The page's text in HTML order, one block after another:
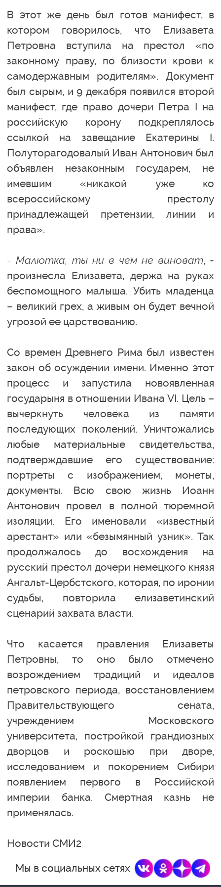
В этот же день был готов манифест, в
котором говорилось, что Елизавета
Петровна вступила на престол «по
законному праву, по близости крови к
самодержавным родителям». Документ
был сырым, и 9 декабря появился второй
манифест, где право дочери Петра I на
российскую корону подкреплялось
ссылкой на завещание Екатерины I.
Полуторагодовалый Иван Антонович был
объявлен незаконным государем, не
имевшим «никакой уже ко
всероссийскому престолу
принадлежащей претензии, линии и
права».
- Малютка, ты ни в чем не виноват, -
произнесла Елизавета, держа на руках
беспомощного малыша. Убить младенца
– великий грех, а живым он будет вечной
угрозой ее царствованию.
Со времен Древнего Рима был известен
закон об осуждении имени. Именно этот
процесс и запустила новоявленная
государыня в отношении Ивана VI. Цель –
вычеркнуть человека из памяти
последующих поколений. Уничтожались
любые материальные свидетельства,
подтверждавшие его существование:
портреты с изображением, монеты,
документы. Всю свою жизнь Иоанн
Антонович провел в полной тюремной
изоляции. Его именовали «известный
арестант» или «безымянный узник». Так
продолжалось до восхождения на
русский престол дочери немецкого князя
Ангальт-Цербстского, которая, по иронии
судьбы, повторила елизаветинский
сценарий захвата власти.
Что касается правления Елизаветы
Петровны, то оно было отмечено
возрождением традиций и идеалов
петровского периода, восстановлением
Правительствующего сената,
учреждением Московского
университета, постройкой грандиозных
дворцов и роскошью при дворе,
исследованием и покорением Сибири
появлением первого в Российской
империи банка. Смертная казнь не
применялась.
Новости СМИ2
Мы в социальных сетях